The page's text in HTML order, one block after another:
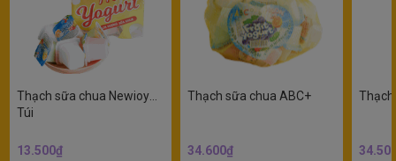
Thạch sữa chua Newioy
Túi
13.500₫
Thạch sữa chua ABC+
34.600₫
Thạch